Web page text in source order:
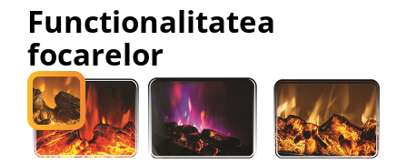
Functionalitatea
focarelor